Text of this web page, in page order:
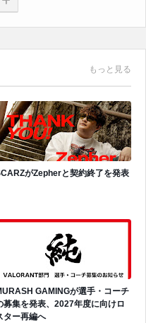
もっと見る
がZepherと契約終了を発表
GAMINGが選手・コーチ
募集を発表、2027年度に向けロ
ター再編へ